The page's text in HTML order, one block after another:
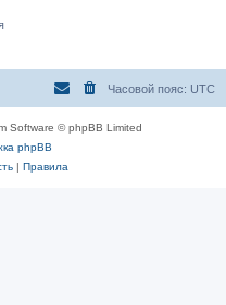
Часовой пояс: UTC
Software © phpBB Limited
phpBB
| Правила